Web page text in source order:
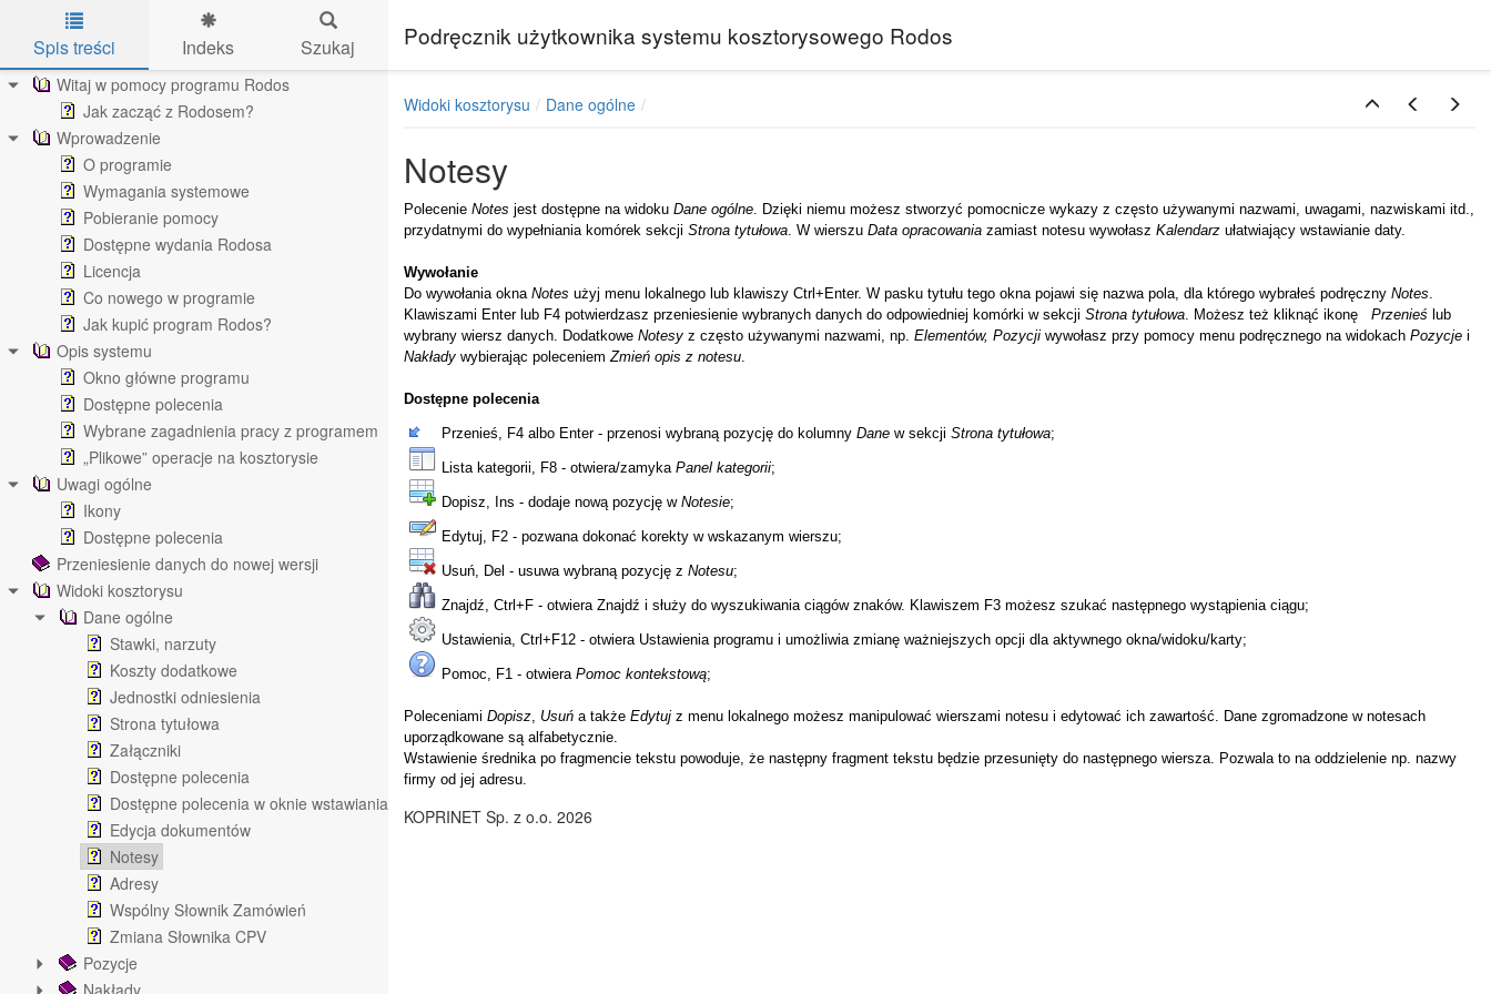
Skip to main content
Podręcznik użytkownika systemu kosztorysowego Rodos
Spis treści Indeks Szukaj
Witaj w pomocy programu Rodos
Jak zacząć z Rodosem?
Wprowadzenie
O programie
Wymagania systemowe
Pobieranie pomocy
Dostępne wydania Rodosa
Licencja
Co nowego w programie
Jak kupić program Rodos?
Opis systemu
Okno główne programu
Dostępne polecenia
Wybrane zagadnienia pracy z programem
„Plikowe” operacje na kosztorysie
Uwagi ogólne
Ikony
Dostępne polecenia
Przeniesienie danych do nowej wersji
Widoki kosztorysu
Dane ogólne
Stawki, narzuty
Koszty dodatkowe
Jednostki odniesienia
Strona tytułowa
Załączniki
Dostępne polecenia
Dostępne polecenia w oknie wstawiania ikon oznaczeń
Edycja dokumentów
Notesy
Adresy
Wspólny Słownik Zamówień
Zmiana Słownika CPV
Pozycje
Nakłady
Widoki kosztorysu Dane ogólne
Notesy
Polecenie Notes jest dostępne na widoku Dane ogólne. Dzięki niemu możesz stworzyć pomocnicze wykazy z często używanymi nazwami, uwagami, nazwiskami itd.,
przydatnymi do wypełniania komórek sekcji Strona tytułowa. W wierszu Data opracowania zamiast notesu wywołasz Kalendarz ułatwiający wstawianie daty.
Wywołanie
Do wywołania okna Notes użyj menu lokalnego lub klawiszy Ctrl+Enter. W pasku tytułu tego okna pojawi się nazwa pola, dla którego wybrałeś podręczny Notes.
Klawiszami Enter lub F4 potwierdzasz przeniesienie wybranych danych do odpowiedniej komórki w sekcji Strona tytułowa. Możesz też kliknąć ikonę Przenieś lub
wybrany wiersz danych. Dodatkowe Notesy z często używanymi nazwami, np. Elementów, Pozycji wywołasz przy pomocy menu podręcznego na widokach Pozycje i
Nakłady wybierając poleceniemZmień opis z notesu.
Dostępne polecenia
Przenieś, F4 albo Enter - przenosi wybraną pozycję do kolumny Dane w sekcji Strona tytułowa;
Lista kategorii, F8 - otwiera/zamyka Panel kategorii;
Dopisz, Ins - dodaje nową pozycję w Notesie;
Edytuj, F2 - pozwana dokonać korekty w wskazanym wierszu;
Usuń, Del - usuwa wybraną pozycję z Notesu;
Znajdź, Ctrl+F - otwiera Znajdź i służy do wyszukiwania ciągów znaków. Klawiszem F3 możesz szukać następnego wystąpienia ciągu;
Ustawienia, Ctrl+F12 - otwiera Ustawienia programu i umożliwia zmianę ważniejszych opcji dla aktywnego okna/widoku/karty;
Pomoc, F1 - otwiera Pomoc kontekstową;
Poleceniami Dopisz, Usuń a także Edytuj z menu lokalnego możesz manipulować wierszami notesu i edytować ich zawartość. Dane zgromadzone w notesach
uporządkowane są alfabetycznie.
Wstawienie średnika po fragmencie tekstu powoduje, że następny fragment tekstu będzie przesunięty do następnego wiersza. Pozwala to na oddzielenie np. nazwy
firmy od jej adresu.
KOPRINET Sp. z o.o. 2026